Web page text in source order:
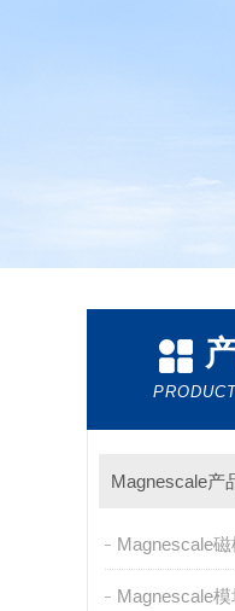
Magnescale产
Magnescale磁
Magnescale模